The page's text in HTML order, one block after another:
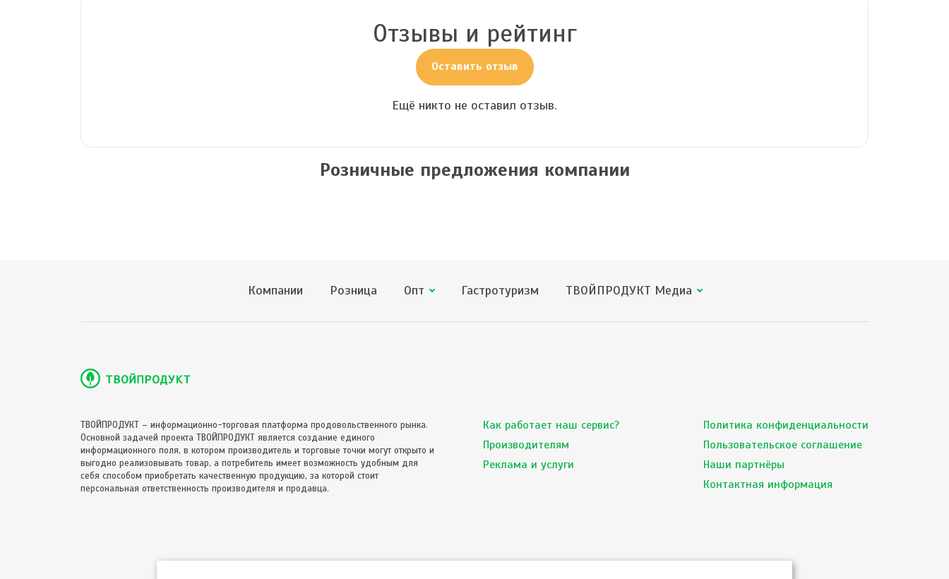
Отзывы и рейтинг
Оставить отзыв
Ещё никто не оставил отзыв.
Розничные предложения компании
Компании Розница Опт Гастротуризм ТВОЙПРОДУКТ Медиа
ТВОЙПРОДУКТ – информационно-торговая платформа продовольственного рынка.
Основной задачей проекта ТВОЙПРОДУКТ является создание единого
информационного поля, в котором производитель и торговые точки могут открыто и
выгодно реализовывать товар, а потребитель имеет возможность удобным для
себя способом приобретать качественную продукцию, за которой стоит
персональная ответственность производителя и продавца.
Как работает наш сервис?
Производителям
Реклама и услуги
Политика конфиденциальности
Пользовательское соглашение
Наши партнёры
Контактная информация